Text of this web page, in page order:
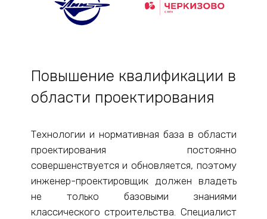
Повышение квалификации в
области проектирования
Технологии и нормативная база в области
проектирования постоянно
совершенствуется и обновляется, поэтому
инженер-проектировщик должен владеть
не только базовыми знаниями
классического строительства. Специалист